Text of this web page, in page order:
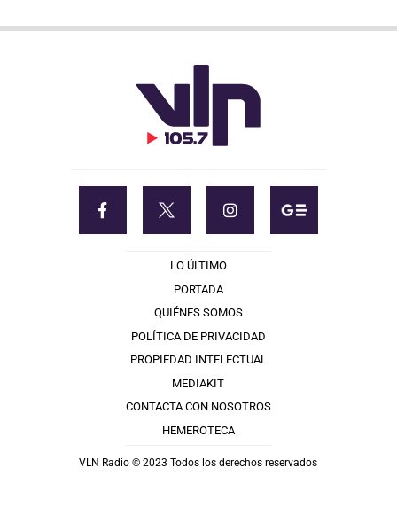
LO ÚLTIMO
PORTADA
QUIÉNES SOMOS
POLÍTICA DE PRIVACIDAD
PROPIEDAD INTELECTUAL
MEDIAKIT
CONTACTA CON NOSOTROS
HEMEROTECA
VLN Radio © 2023 Todos los derechos reservados